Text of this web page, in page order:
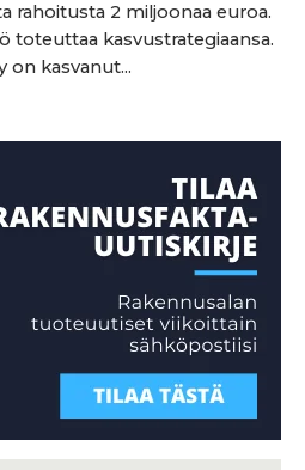
rahoitusta 2 miljoonaa euroa.
toteuttaa kasvustrategiaansa.
on kasvanut...